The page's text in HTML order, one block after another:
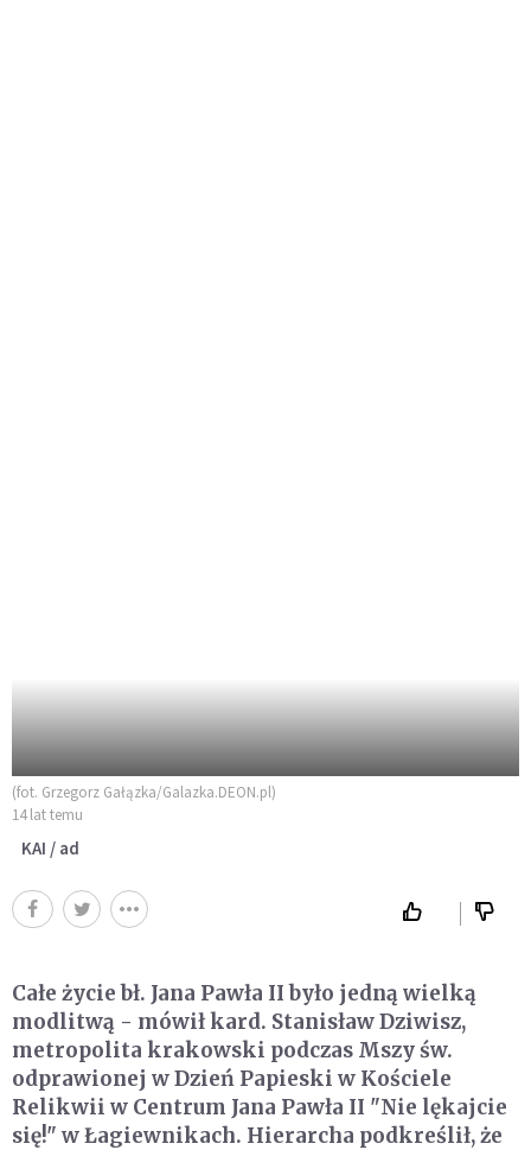
(fot. Grzegorz Gałązka/Galazka.DEON.pl)
14 lat temu
KAI / ad
Całe życie bł. Jana Pawła II było jedną wielką
modlitwą - mówił kard. Stanisław Dziwisz,
metropolita krakowski podczas Mszy św.
odprawionej w Dzień Papieski w Kościele
Relikwii w Centrum Jana Pawła II "Nie lękajcie
się!" w Łagiewnikach. Hierarcha podkreślił, że